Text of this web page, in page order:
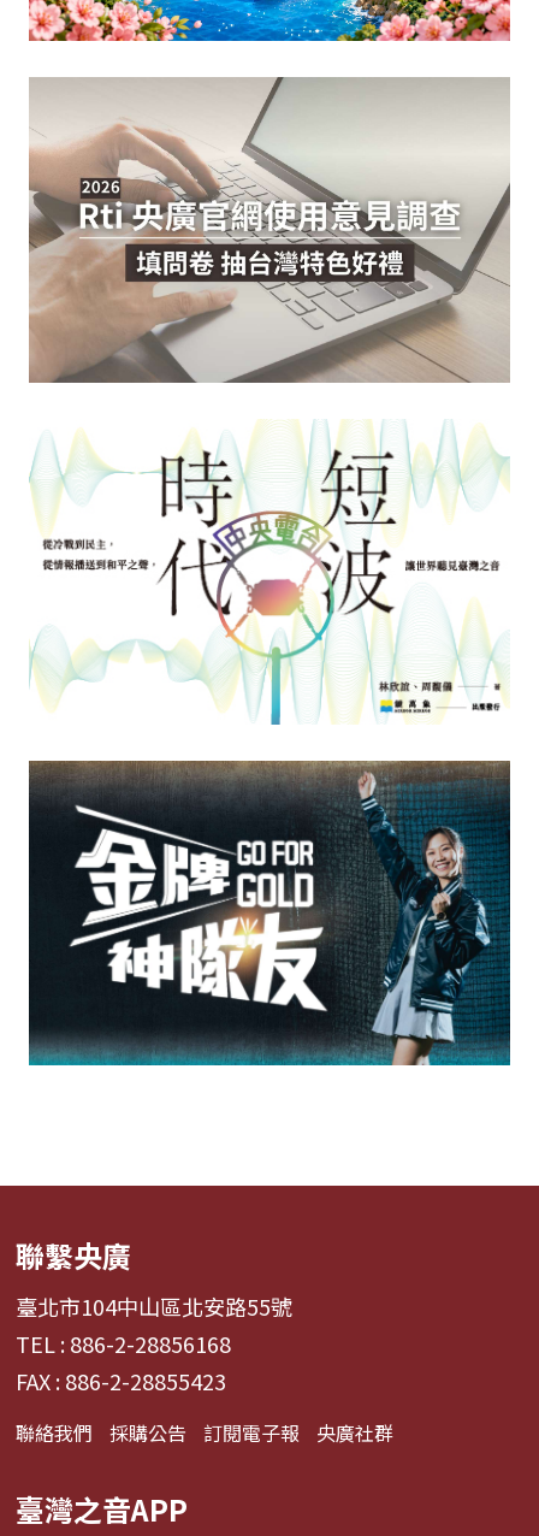
聯繫央廣
臺北市104中山區北安路55號
TEL : 886-2-28856168
FAX : 886-2-28855423
聯絡我們 採購公告 訂閱電子報 央廣社群
臺灣之音APP